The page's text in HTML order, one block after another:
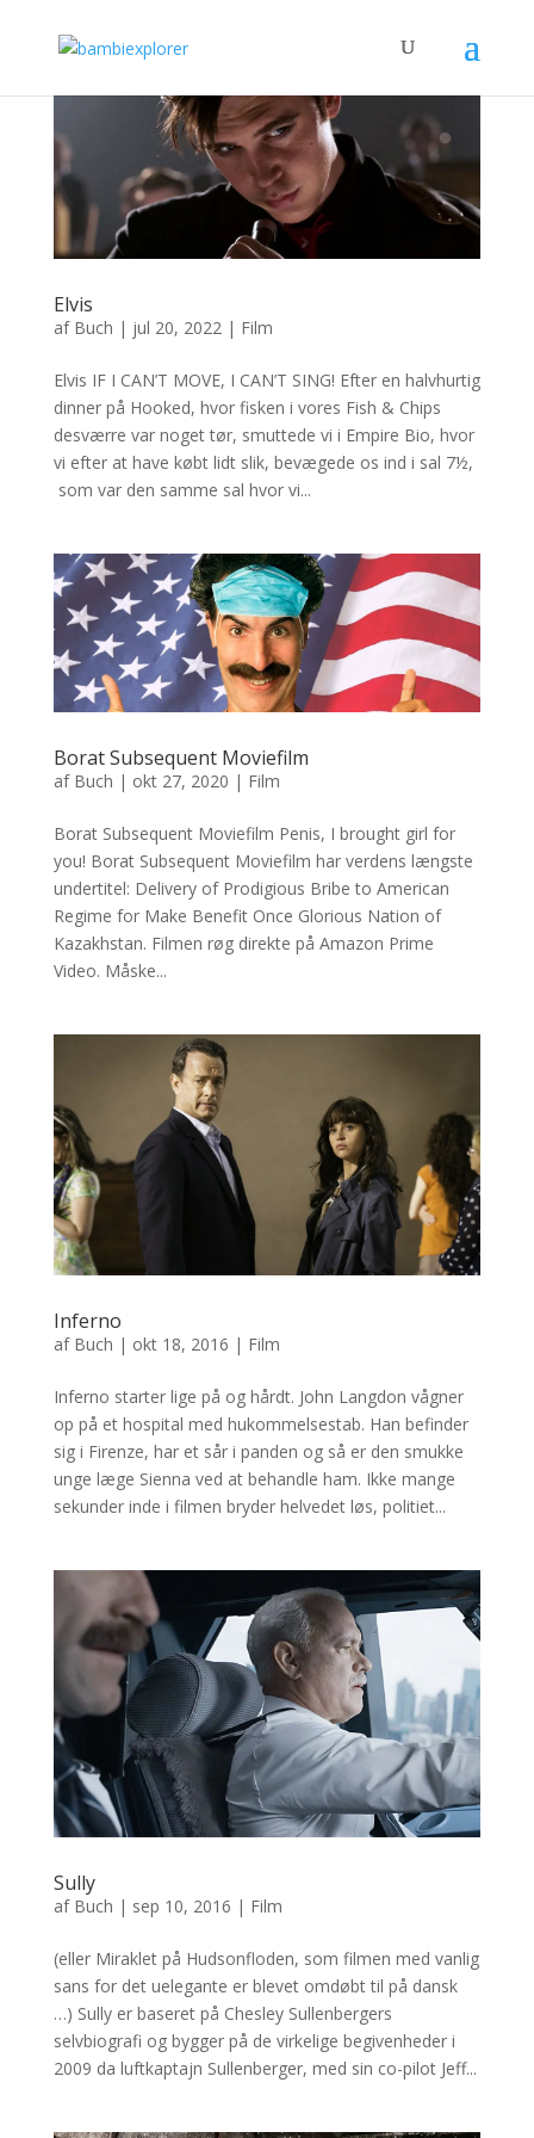
Elvis
af Buch | jul 20, 2022| Film
Elvis IF I CAN’T MOVE, I CAN’T SING! Efter en halvhurtig
dinner på Hooked, hvor fisken i vores Fish & Chips
desværre var noget tør, smuttede vi i Empire Bio, hvor
vi efter at have købt lidt slik, bevægede os ind i sal 7½,
som var den samme sal hvor vi...
Borat Subsequent Moviefilm
af Buch | okt 27, 2020 | Film
Borat Subsequent Moviefilm Penis, I brought girl for
you! Borat Subsequent Moviefilm har verdens længste
undertitel: Delivery of Prodigious Bribe to American
Regime for Make Benefit Once Glorious Nation of
Kazakhstan. Filmen røg direkte på Amazon Prime
Video. Måske...
Inferno
af Buch | okt 18, 2016 | Film
Inferno starter lige på og hårdt. John Langdon vågner
op på et hospital med hukommelsestab. Han befinder
sig i Firenze, har et sår i panden og så er den smukke
unge læge Sienna ved at behandle ham. Ikke mange
sekunder inde i filmen bryder helvedet løs, politiet...
Sully
af Buch | sep 10, 2016 | Film
(eller Miraklet på Hudsonfloden, som filmen med vanlig
sans for det uelegante er blevet omdøbt til på dansk
…) Sully er baseret på Chesley Sullenbergers
selvbiografi og bygger på de virkelige begivenheder i
2009 da luftkaptajn Sullenberger, med sin co-pilot Jeff...